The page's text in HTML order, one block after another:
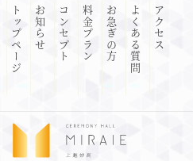
トップページ お知らせ コンセプト 料金プラン お急ぎの方 よくある質問 アクセス